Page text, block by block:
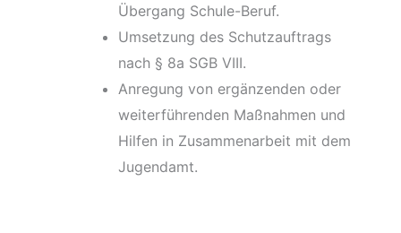
Übergang Schule-Beruf.
Umsetzung des Schutzauftrags
nach § 8a SGB VIII.
Anregung von ergänzenden oder
weiterführenden Maßnahmen und
Hilfen in Zusammenarbeit mit dem
Jugendamt.